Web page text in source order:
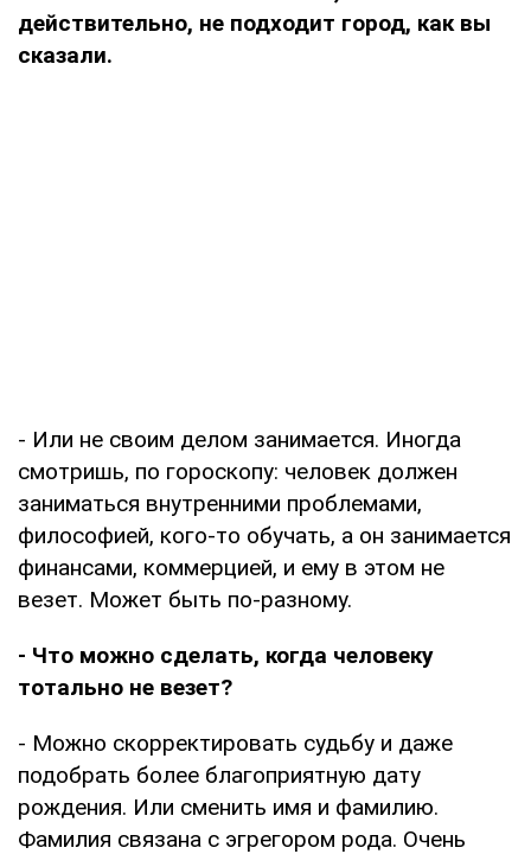
действительно, не подходит город, как вы
сказали.
- Или не своим делом занимается. Иногда
смотришь, по гороскопу: человек должен
заниматься внутренними проблемами,
философией, кого-то обучать, а он занимается
финансами, коммерцией, и ему в этом не
везет. Может быть по-разному.
- Что можно сделать, когда человеку
тотально не везет?
- Можно скорректировать судьбу и даже
подобрать более благоприятную дату
рождения. Или сменить имя и фамилию.
Фамилия связана с эгрегором рода. Очень